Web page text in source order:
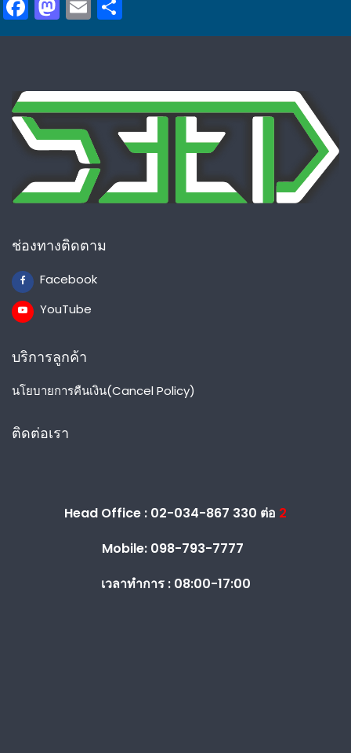
ช่องทางติดตาม
Facebook
YouTube
บริการลูกค้า
นโยบายการคืนเงิน(Cancel Policy)
ติดต่อเรา
Head Office : 02-034-867 330 ต่อ 2
Mobile: 098-793-7777
เวลาทำการ :08:00-17:00